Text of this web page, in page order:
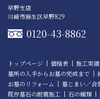
早野支店
川崎市麻生区早野829
0120-43-8862
トップページ 価格表 施工実績
墓所の入手からお墓の完成まで
お墓のリフォーム
墓じまい／合
既存墓石の耐震施工
石の種類